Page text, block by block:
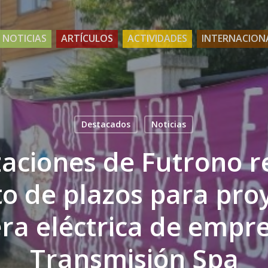
NOTICIAS ARTÍCULOS ACTIVIDADES
Destacados Noticias
de Futrono
de plazos para
eléctrica de
Transmisión Spa